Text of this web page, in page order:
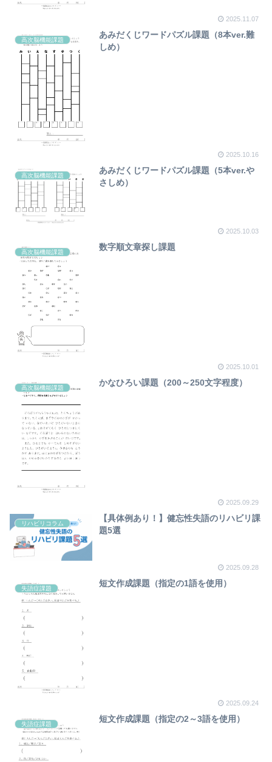
2025.11.07
高次脳機能課題
あみだくじワードパズル課題（8本ver.難
しめ）
2025.10.16
高次脳機能課題
あみだくじワードパズル課題（5本ver.や
さしめ）
2025.10.03
高次脳機能課題
数字順文章探し課題
2025.10.01
高次脳機能課題
かなひろい課題（200～250文字程度）
2025.09.29
リハビリコラム
【具体例あり！】健忘性失語のリハビリ課
題5選
2025.09.28
失語症課題
短文作成課題（指定の1語を使用）
2025.09.24
失語症課題
短文作成課題（指定の2～3語を使用）